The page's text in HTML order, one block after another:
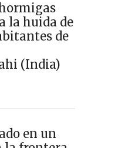
la huida de
de
(India)
en un